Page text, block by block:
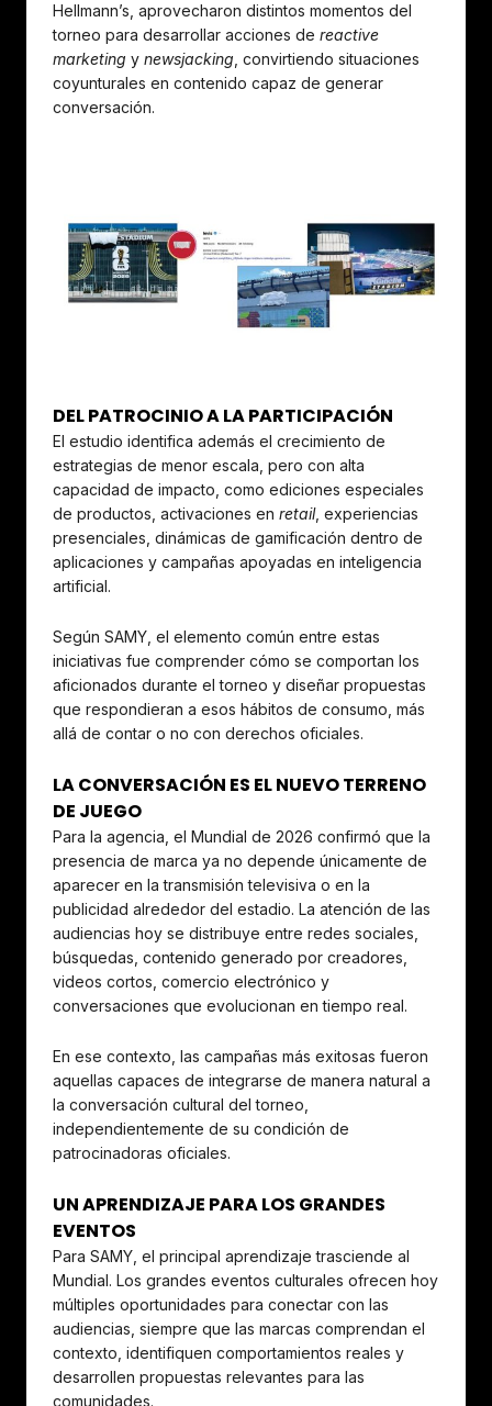
Hellmann’s, aprovecharon distintos momentos del
torneo para desarrollar acciones de reactive
marketing y newsjacking , convirtiendo situaciones
coyunturales en contenido capaz de generar
conversación.
DEL PATROCINIO A LA PARTICIPACIÓN
El estudio identifica además el crecimiento de
estrategias de menor escala, pero con alta
capacidad de impacto, como ediciones especiales
de productos, activaciones en retail, experiencias
presenciales, dinámicas de gamificación dentro de
aplicaciones y campañas apoyadas en inteligencia
artificial.
Según SAMY, el elemento común entre estas
iniciativas fue comprender cómo se comportan los
aficionados durante el torneo y diseñar propuestas
que respondieran a esos hábitos de consumo, más
allá de contar o no con derechos oficiales.
LA CONVERSACIÓN ES EL NUEVO TERRENO
DE JUEGO
Para la agencia, el Mundial de 2026 confirmó que la
presencia de marca ya no depende únicamente de
aparecer en la transmisión televisiva o en la
publicidad alrededor del estadio. La atención de las
audiencias hoy se distribuye entre redes sociales,
búsquedas, contenido generado por creadores,
videos cortos, comercio electrónico y
conversaciones que evolucionan en tiempo real.
En ese contexto, las campañas más exitosas fueron
aquellas capaces de integrarse de manera natural a
la conversación cultural del torneo,
independientemente de su condición de
patrocinadoras oficiales.
UN APRENDIZAJE PARA LOS GRANDES
EVENTOS
Para SAMY, el principal aprendizaje trasciende al
Mundial. Los grandes eventos culturales ofrecen hoy
múltiples oportunidades para conectar con las
audiencias, siempre que las marcas comprendan el
contexto, identifiquen comportamientos reales y
desarrollen propuestas relevantes para las
comunidades.